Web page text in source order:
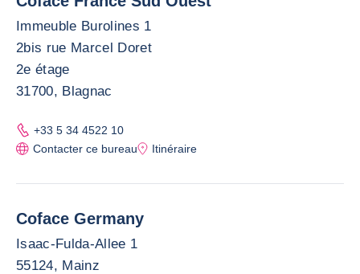
Immeuble Burolines 1
2bis rue Marcel Doret
2e étage
31700, Blagnac
+33 5 34 4522 10
Contacter ce bureau
Itinéraire
Coface Germany
Isaac-Fulda-Allee 1
55124, Mainz